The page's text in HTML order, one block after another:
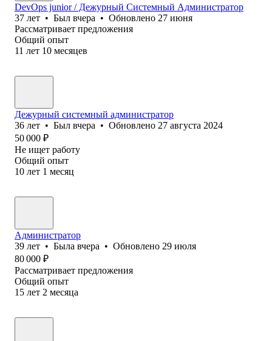
DevOps junior / Дежурный Системный Администратор
37 лет • Был вчера • Обновлено 27 июня
Рассматривает предложения
Общий опыт
11 лет 10 месяцев
Дежурный системный администратор
36 лет • Был вчера • Обновлено 27 августа 2024
50 000 ₽
Не ищет работу
Общий опыт
10 лет 1 месяц
Администратор
39 лет • Была вчера • Обновлено 29 июля
80 000 ₽
Рассматривает предложения
Общий опыт
15 лет 2 месяца